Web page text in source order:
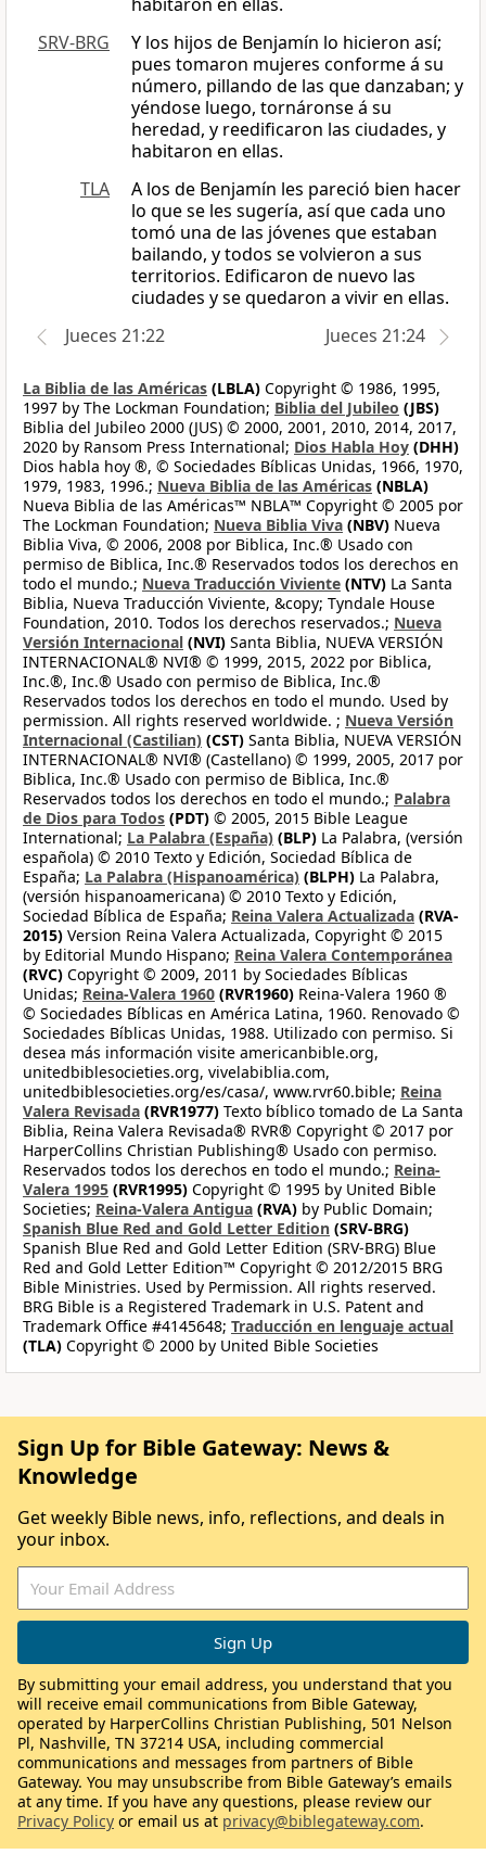
SRV-BRG
Y los hijos de Benjamín lo hicieron así;
pues tomaron mujeres conforme á su
número, pillando de las que danzaban; y
yéndose luego, tornáronse á su
heredad, y reedificaron las ciudades, y
habitaron en ellas.
TLA
A los de Benjamín les pareció bien hacer
lo que se les sugería, así que cada uno
tomó una de las jóvenes que estaban
bailando, y todos se volvieron a sus
territorios. Edificaron de nuevo las
ciudades y se quedaron a vivir en ellas.
Jueces 21:22
Jueces 21:24
La Biblia de las Américas (LBLA) Copyright © 1986, 1995,
1997 by The Lockman Foundation; Biblia del Jubileo (JBS)
Biblia del Jubileo 2000 (JUS) © 2000, 2001, 2010, 2014, 2017,
2020 by Ransom Press International; Dios Habla Hoy (DHH)
Dios habla hoy ®, © Sociedades Bíblicas Unidas, 1966, 1970,
1979, 1983, 1996.; Nueva Biblia de las Américas (NBLA)
Nueva Biblia de las Américas™ NBLA™ Copyright © 2005 por
The Lockman Foundation; Nueva Biblia Viva (NBV) Nueva
Biblia Viva, © 2006, 2008 por Biblica, Inc.® Usado con
permiso de Biblica, Inc.® Reservados todos los derechos en
todo el mundo.; Nueva Traducción Viviente (NTV) La Santa
Biblia, Nueva Traducción Viviente, &copy; Tyndale House
Foundation, 2010. Todos los derechos reservados.; Nueva
Versión Internacional (NVI) Santa Biblia, NUEVA VERSIÓN
INTERNACIONAL® NVI® © 1999, 2015, 2022 por Biblica,
Inc.®, Inc.® Usado con permiso de Biblica, Inc.®
Reservados todos los derechos en todo el mundo. Used by
permission. All rights reserved worldwide. ; Nueva Versión
Internacional (Castilian) (CST) Santa Biblia, NUEVA VERSIÓN
INTERNACIONAL® NVI® (Castellano) © 1999, 2005, 2017 por
Biblica, Inc.® Usado con permiso de Biblica, Inc.®
Reservados todos los derechos en todo el mundo.; Palabra
de Dios para Todos (PDT) © 2005, 2015 Bible League
International; La Palabra (España) (BLP) La Palabra, (versión
española) © 2010 Texto y Edición, Sociedad Bíblica de
España; La Palabra (Hispanoamérica) (BLPH) La Palabra,
(versión hispanoamericana) © 2010 Texto y Edición,
Sociedad Bíblica de España; Reina Valera Actualizada (RVA-
2015) Version Reina Valera Actualizada, Copyright © 2015
by Editorial Mundo Hispano; Reina Valera Contemporánea
(RVC) Copyright © 2009, 2011 by Sociedades Bíblicas
Unidas; Reina-Valera 1960 (RVR1960) Reina-Valera 1960 ®
© Sociedades Bíblicas en América Latina, 1960. Renovado ©
Sociedades Bíblicas Unidas, 1988. Utilizado con permiso. Si
desea más información visite americanbible.org,
unitedbiblesocieties.org, vivelabiblia.com,
unitedbiblesocieties.org/es/casa/, www.rvr60.bible; Reina
Valera Revisada (RVR1977) Texto bíblico tomado de La Santa
Biblia, Reina Valera Revisada® RVR® Copyright © 2017 por
HarperCollins Christian Publishing® Usado con permiso.
Reservados todos los derechos en todo el mundo.; Reina-
Valera 1995 (RVR1995) Copyright © 1995 by United Bible
Societies; Reina-Valera Antigua (RVA) by Public Domain;
Spanish Blue Red and Gold Letter Edition (SRV-BRG)
Spanish Blue Red and Gold Letter Edition (SRV-BRG) Blue
Red and Gold Letter Edition™ Copyright © 2012/2015 BRG
Bible Ministries. Used by Permission. All rights reserved.
BRG Bible is a Registered Trademark in U.S. Patent and
Trademark Office #4145648; Traducción en lenguaje actual
(TLA) Copyright © 2000 by United Bible Societies
Sign Up for Bible Gateway: News &
Knowledge
Get weekly Bible news, info, reflections, and deals in
your inbox.
By submitting your email address, you understand that you
will receive email communications from Bible Gateway,
operated by HarperCollins Christian Publishing, 501 Nelson
Pl, Nashville, TN 37214 USA, including commercial
communications and messages from partners of Bible
Gateway. You may unsubscribe from Bible Gateway’s emails
at any time. If you have any questions, please review our
Privacy Policy or email us at privacy@biblegateway.com.